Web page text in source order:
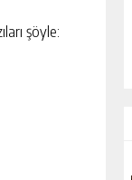
şöyle: